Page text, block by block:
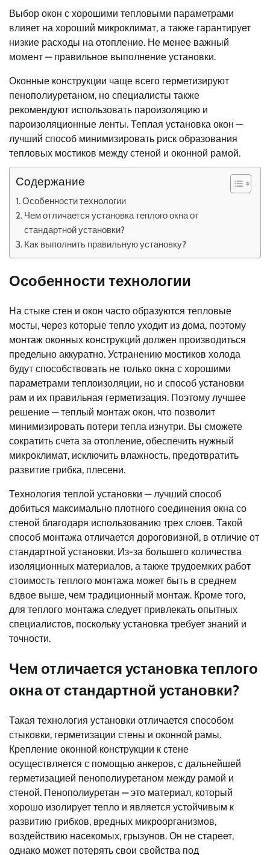
Выбор окон с хорошими тепловыми параметрами
влияет на хороший микроклимат, а также гарантирует
низкие расходы на отопление. Не менее важный
момент — правильное выполнение установки.
Оконные конструкции чаще всего герметизируют
пенополиуретаном, но специалисты также
рекомендуют использовать пароизоляцию и
пароизоляционные ленты. Теплая установка окон —
лучший способ минимизировать риск образования
тепловых мостиков между стеной и оконной рамой.
Содержание
Особенности технологии
Чем отличается установка теплого окна от
стандартной установки?
Как выполнить правильную установку?
Особенности технологии
На стыке стен и окон часто образуются тепловые
мосты, через которые тепло уходит из дома, поэтому
монтаж оконных конструкций должен производиться
предельно аккуратно. Устранению мостиков холода
будут способствовать не только окна с хорошими
параметрами теплоизоляции, но и способ установки
рам и их правильная герметизация. Поэтому лучшее
решение — теплый монтаж окон, что позволит
минимизировать потери тепла изнутри. Вы сможете
сократить счета за отопление, обеспечить нужный
микроклимат, исключить влажность, предотвратить
развитие грибка, плесени.
Технология теплой установки — лучший способ
добиться максимально плотного соединения окна со
стеной благодаря использованию трех слоев. Такой
способ монтажа отличается дороговизной, в отличие от
стандартной установки. Из-за большего количества
изоляционных материалов, а также трудоемких работ
стоимость теплого монтажа может быть в среднем
вдвое выше, чем традиционный монтаж. Кроме того,
для теплого монтажа следует привлекать опытных
специалистов, поскольку установка требует знаний и
точности.
Чем отличается установка теплого
окна от стандартной установки?
Такая технология установки отличается способом
стыковки, герметизации стены и оконной рамы.
Крепление оконной конструкции к стене
осуществляется с помощью анкеров, с дальнейшей
герметизацией пенополиуретаном между рамой и
стеной. Пенополиуретан — это материал, который
хорошо изолирует тепло и является устойчивым к
развитию грибков, вредных микроорганизмов,
воздействию насекомых, грызунов. Он не стареет,
однако может потерять свои свойства под